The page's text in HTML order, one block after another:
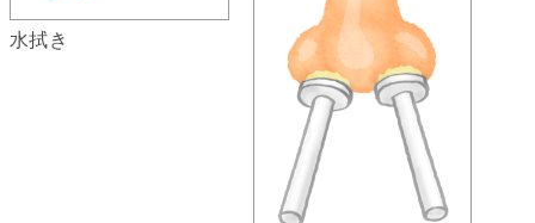
水拭き